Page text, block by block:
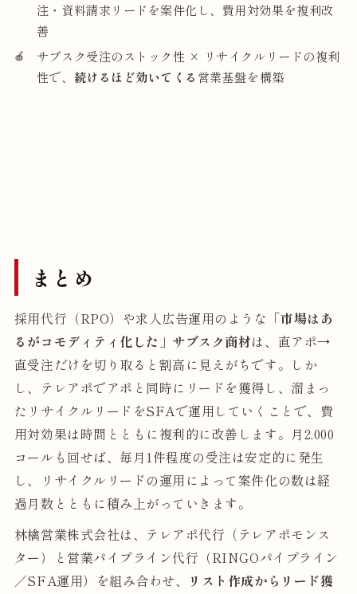
注・資料請求リードを案件化し、費用対効果を複利改
善
サブスク受注のストック性 × リサイクルリードの複利
性で、 続けるほど効いてくる 営業基盤を構築
まとめ
採用代行（RPO）や求人広告運用のような 「市場はあ
るがコモディティ化した」サブスク商材は、直アポ→
直受注だけを切り取ると割高に見えがちです。しか
し、テレアポでアポと同時にリードを獲得し、溜まっ
たリサイクルリードをSFAで運用していくことで、費
用対効果は時間とともに複利的に改善します。月2,000
コールも回せば、毎月1件程度の受注は安定的に発生
し、リサイクルリードの運用によって案件化の数は経
過月数とともに積み上がっていきます。
林檎営業株式会社は、テレアポ代行（テレアポモンス
ター）と営業パイプライン代行（RINGOパイプライン
／SFA運用）を組み合わせ、
リスト作成からリード獲